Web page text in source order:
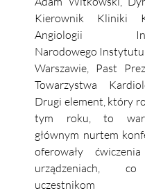
Kierownik Kliniki
Angiologii
Narodowego
Warszawie, Past
Towarzystwa
Drugi element, który
tym roku, to
głównym nurtem
oferowały
urządzeniach,
uczestnikom